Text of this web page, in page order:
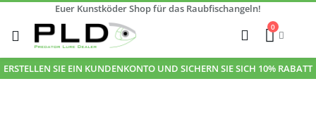
Euer Kunstköder Shop für das Raubfischangeln!
Zum
Inhalt
springen
Cart
0
Suche
ERSTELLEN SIE EIN KUNDENKONTO UND SICHERN SIE SICH 10% RABATT